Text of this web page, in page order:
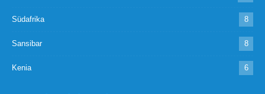
Südafrika 8
Sansibar 8
Kenia 6